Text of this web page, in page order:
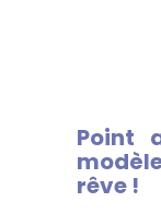
Point
rêve !